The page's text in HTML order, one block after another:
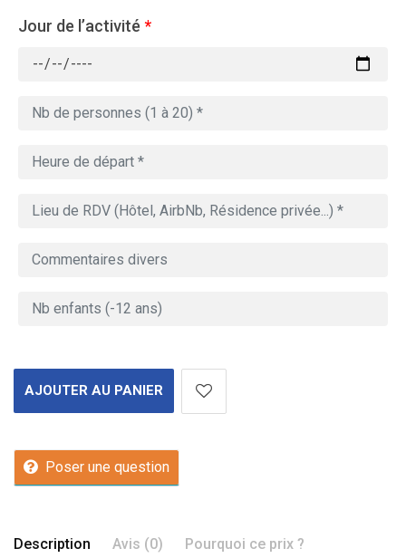
Jour de l’activité *
AJOUTER AU PANIER
Poser une question
Description Avis (0) Pourquoi ce prix ?